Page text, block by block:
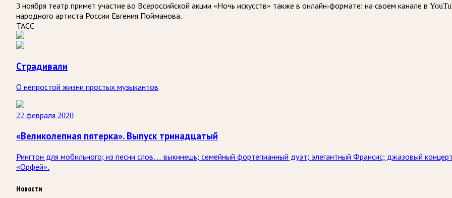
3 ноября театр примет участие во Всероссийской акции «Ночь искусств» также в онлайн-формате: на своем канале в
народного артиста России Евгения Пойманова.
ТАСС
Страдивали
О непростой жизни простых музыкантов
22 февраля 2020
«Великолепная пятерка». Выпуск тринадцатый
Рингтон для мобильного; из песни слов… выкинешь; семейный фортепианный дуэт; элегантный Франсис; джазовый
«Орфей».
Новости